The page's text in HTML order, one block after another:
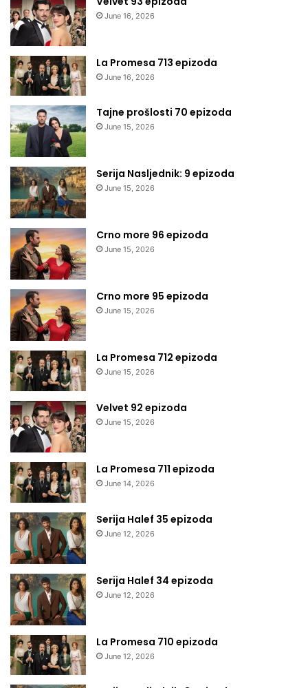
June 16, 2026
La Promesa 713 epizoda
June 16, 2026
Tajne prošlosti 70 epizoda
June 15, 2026
Serija Nasljednik: 9 epizoda
June 15, 2026
Crno more 96 epizoda
June 15, 2026
Crno more 95 epizoda
June 15, 2026
La Promesa 712 epizoda
June 15, 2026
Velvet 92 epizoda
June 15, 2026
La Promesa 711 epizoda
June 14, 2026
Serija Halef 35 epizoda
June 12, 2026
Serija Halef 34 epizoda
June 12, 2026
La Promesa 710 epizoda
June 12, 2026